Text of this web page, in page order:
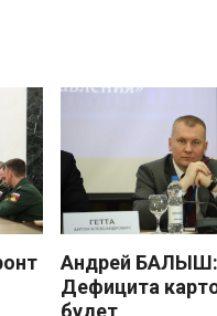
Андрей БАЛЫШ:
Дефицита